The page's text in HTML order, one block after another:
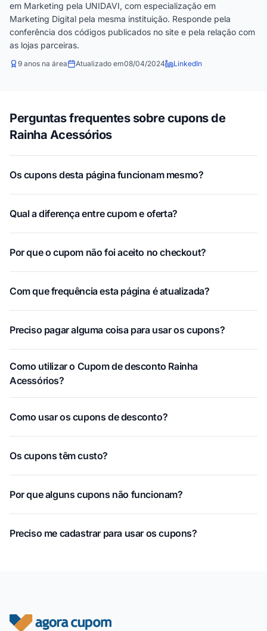
em Marketing pela UNIDAVI, com especialização em
Marketing Digital pela mesma instituição. Responde pela
conferência dos códigos publicados no site e pela relação com
as lojas parceiras.
9 anos na área Atualizado em08/04/2024 LinkedIn
Perguntas frequentes sobre cupons de
Rainha Acessórios
Os cupons desta página funcionam mesmo?
Qual a diferença entre cupom e oferta?
Por que o cupom não foi aceito no checkout?
Com que frequência esta página é atualizada?
Preciso pagar alguma coisa para usar os cupons?
Como utilizar o Cupom de desconto Rainha
Acessórios?
Como usar os cupons de desconto?
Os cupons têm custo?
Por que alguns cupons não funcionam?
Preciso me cadastrar para usar os cupons?
Rodapé do site